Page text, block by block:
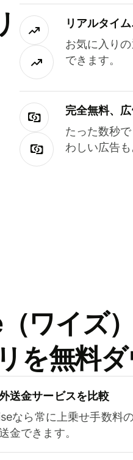
リアルタイ
お気に入り
できます。
完全無料、
たった数秒
わしい広告も
ワイズ
を無料
送金サービスを比較
なら常に上乗せ手数料
金できます。